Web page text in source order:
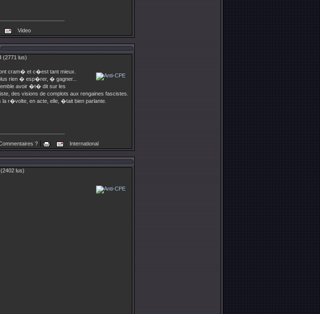
: Video
(2771 lus)
cram� et c�est tant mieux.
rien � esp�rer, � gagner...
avoir �t� dit sur les
des visions de complots aux rengaines fascistes.
r�volte, en acte, elle, �tait bien parlante.
? : International
lus)